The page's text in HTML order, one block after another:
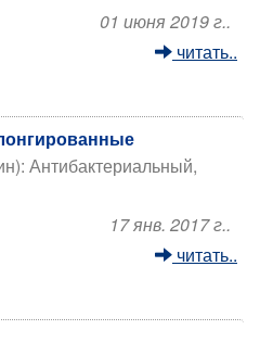
01 июня 2019 г..
читать..
Антибактериальный,
17 янв. 2017 г..
читать..